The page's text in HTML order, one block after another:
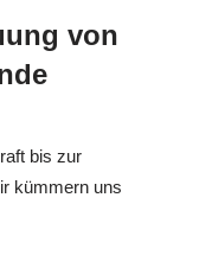
von
bis zur
kümmern uns